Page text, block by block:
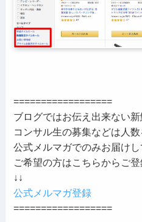
==================
ブログではお伝え出来ない新
コンサル生の募集などは人
公式メルマガでのみお届けし
ご希望の方はこちらからご登
↓↓
公式メルマガ登録
==================